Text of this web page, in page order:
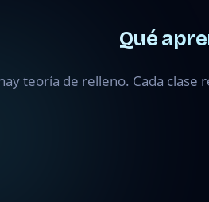
Qué
teoría de relleno. Cada clase